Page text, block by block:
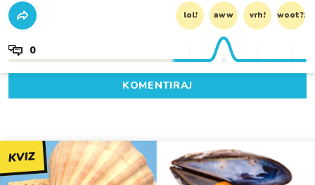
lol! aww vrh! woot?!
0
KOMENTIRAJ
KVIZ